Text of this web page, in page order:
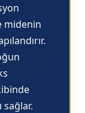
midenin